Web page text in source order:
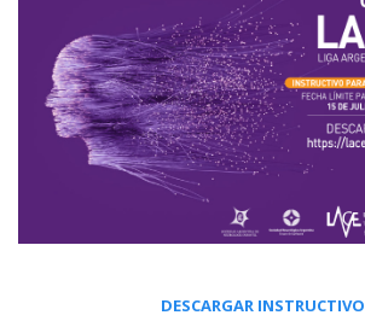
DESCARGAR INSTRUCTIVO